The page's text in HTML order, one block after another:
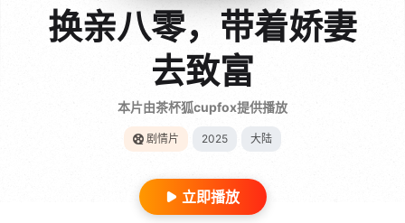
换亲八零，带着娇妻
去致富
本片由茶杯狐cupfox提供播放
剧情片 2025 大陆
立即播放